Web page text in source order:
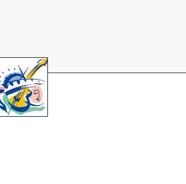
(Öffnet
in